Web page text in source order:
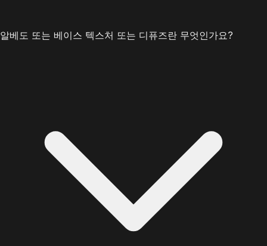
알베도 또는 베이스 텍스처 또는 디퓨즈란 무엇인가요?